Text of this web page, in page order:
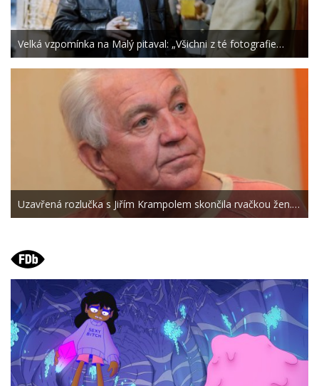
Velká vzpomínka na Malý pitaval: „Všichni z té fotografie…
Uzavřená rozlučka s Jiřím Krampolem skončila rvačkou žen.…